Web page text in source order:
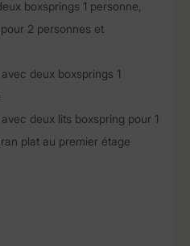
boxsprings 1 personne,
2 personnes et
deux boxsprings 1
deux lits boxspring pour 1
plat au premier étage